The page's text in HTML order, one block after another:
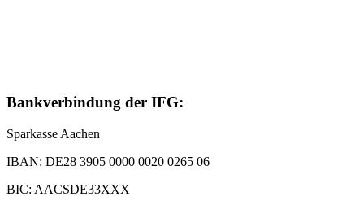
Bankverbindung der IFG:
Sparkasse Aachen
IBAN: DE28 3905 0000 0020 0265 06
BIC: AACSDE33XXX